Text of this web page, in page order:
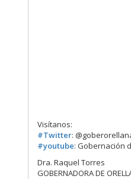
Visítanos:
#Twitter:
#youtube: Gobernación
Dra. Raquel Torres
GOBERNADORA DE